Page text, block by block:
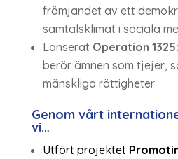
främjandet av ett
samtalsklimat i sociala
Lanserat Operation
berör ämnen som tjejer,
mänskliga rättigheter
Genom vårt
vi…
Utfört projektet